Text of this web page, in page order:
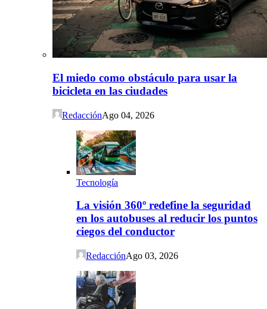
El miedo como obstáculo para usar la
bicicleta en las ciudades
RedacciónAgo 04, 2026
Tecnología
La visión 360º redefine la seguridad
en los autobuses al reducir los puntos
ciegos del conductor
RedacciónAgo 03, 2026